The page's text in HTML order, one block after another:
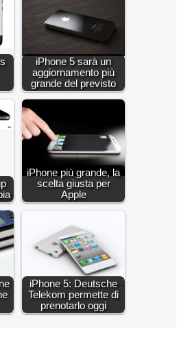
iPhone 5 sarà un
aggiornamento più
grande del previsto
iPhone più grande, la
scelta giusta per
Apple
iPhone 5: Deutsche
Telekom permette di
prenotarlo oggi